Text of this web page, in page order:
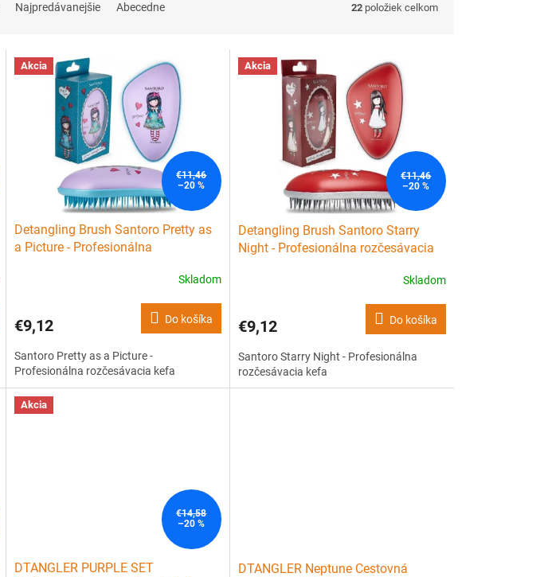
Najpredávanejšie Abecedne 22 položiek celkom
Akcia
€11,46
–20 %
Detangling Brush Santoro Pretty as
a Picture - Profesionálna
Skladom
€9,12 Do košíka
Santoro Pretty as a Picture -
Profesionálna rozčesávacia kefa
Akcia
€11,46
–20 %
Detangling Brush Santoro Starry
Night - Profesionálna rozčesávacia
Skladom
€9,12 Do košíka
Santoro Starry Night - Profesionálna
rozčesávacia kefa
Akcia
€14,58
–20 %
DTANGLER PURPLE SET
DTANGLER Neptune Cestovná